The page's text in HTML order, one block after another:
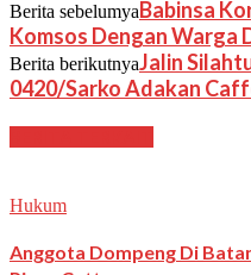
Berita sebelumyaBabinsa
Komsos Dengan Warga
Berita berikutnyaJalin
0420/Sarko Adakan
Hukum
Anggota Dompeng Di